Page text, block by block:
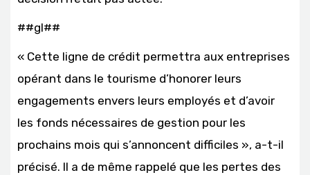
##gl##
« Cette ligne de crédit permettra aux entreprises
opérant dans le tourisme d’honorer leurs
engagements envers leurs employés et d’avoir
les fonds nécessaires de gestion pour les
prochains mois qui s’annoncent difficiles », a-t-il
précisé. Il a de même rappelé que les pertes des